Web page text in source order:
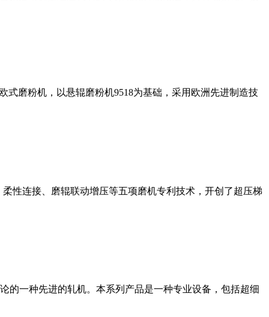
磨粉机，以悬辊磨粉机9518为基础，采用欧洲先进制造技
性连接、磨辊联动增压等五项磨机专利技术，开创了超压梯
的一种先进的轧机。本系列产品是一种专业设备，包括超细